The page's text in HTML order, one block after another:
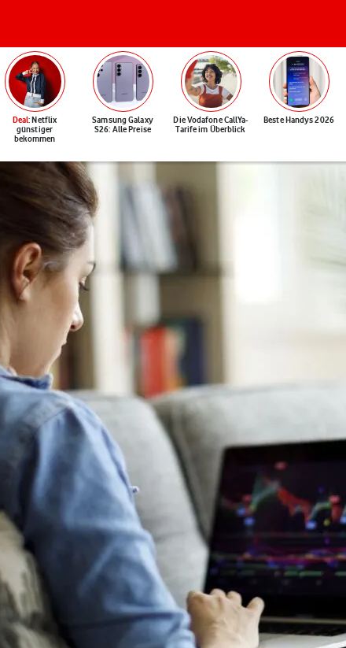
Deal: Netflix
günstiger
bekommen
Samsung Galaxy
S26: Alle Preise
Die Vodafone CallYa-
Tarife im Überblick
Beste Handys 2026